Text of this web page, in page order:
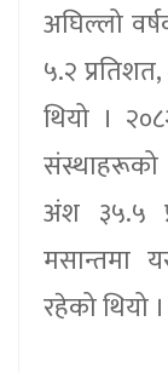
अघिल्लो
५.२
थियो ।
संस्थाहरूको
अंश ३५.५
मसान्तमा
रहेको थियो ।